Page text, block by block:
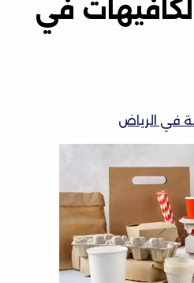
في
في الرياض